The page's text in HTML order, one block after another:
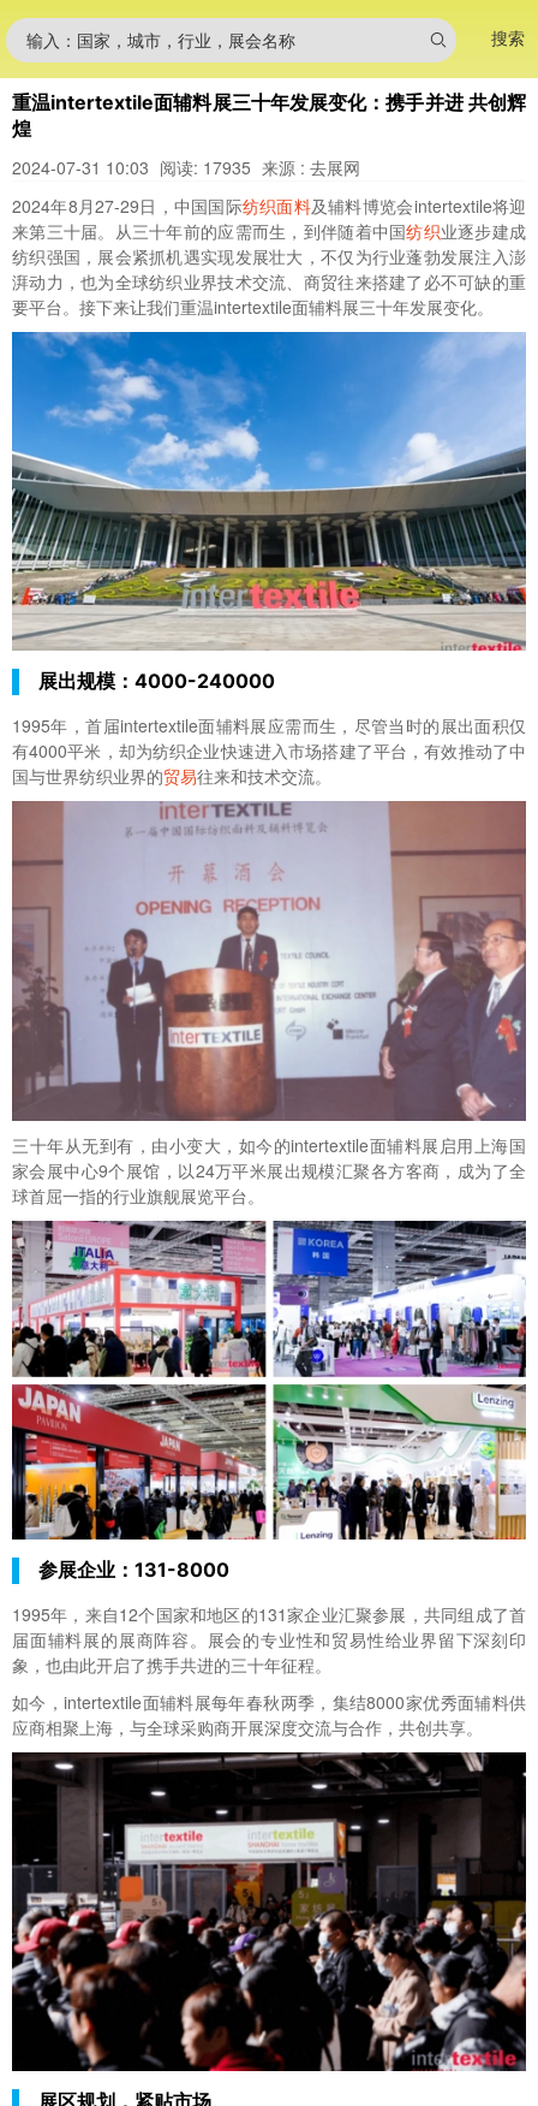
输入：国家，城市，行业，展会名称 搜索
重温intertextile面辅料展三十年发展变化：携手并进 共创辉
煌
2024-07-31 10:03 阅读: 17935 来源 : 去展网
2024年8月27-29日，中国国际纺织面料及辅料博览会intertextile将迎
来第三十届。从三十年前的应需而生，到伴随着中国纺织业逐步建成
纺织强国，展会紧抓机遇实现发展壮大，不仅为行业蓬勃发展注入澎
湃动力，也为全球纺织业界技术交流、商贸往来搭建了必不可缺的重
要平台。接下来让我们重温intertextile面辅料展三十年发展变化。
展出规模：4000-240000
1995年，首届intertextile面辅料展应需而生，尽管当时的展出面积仅
有4000平米，却为纺织企业快速进入市场搭建了平台，有效推动了中
国与世界纺织业界的贸易往来和技术交流。
三十年从无到有，由小变大，如今的intertextile面辅料展启用上海国
家会展中心9个展馆，以24万平米展出规模汇聚各方客商，成为了全
球首屈一指的行业旗舰展览平台。
参展企业：131-8000
1995年，来自12个国家和地区的131家企业汇聚参展，共同组成了首
届面辅料展的展商阵容。展会的专业性和贸易性给业界留下深刻印
象，也由此开启了携手共进的三十年征程。
如今，intertextile面辅料展每年春秋两季，集结8000家优秀面辅料供
应商相聚上海，与全球采购商开展深度交流与合作，共创共享。